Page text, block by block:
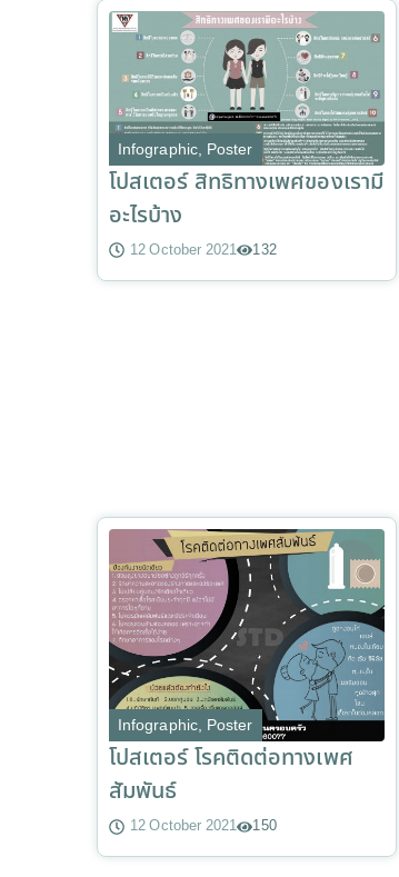
Infographic, Poster
โปสเตอร์ สิทธิทางเพศของเรามี
อะไรบ้าง
12 October 2021 132
Infographic, Poster
โปสเตอร์ โรคติดต่อทางเพศ
สัมพันธ์
12 October 2021 150